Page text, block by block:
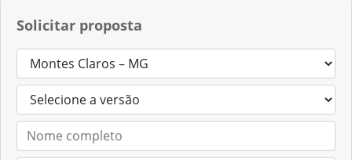
Solicitar proposta